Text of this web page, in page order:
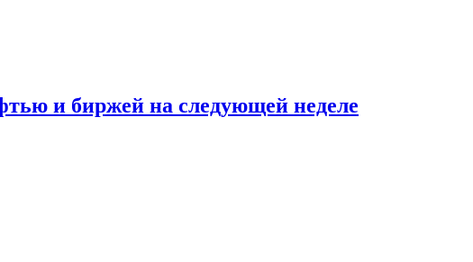
и биржей на следующей неделе